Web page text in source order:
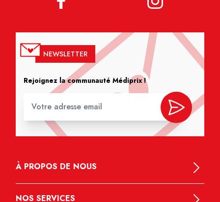
NEWSLETTER
Rejoignez la communauté Médiprix !
À PROPOS DE NOUS
NOS SERVICES